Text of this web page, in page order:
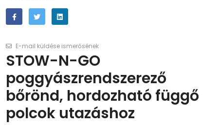
E-mail küldése ismerősének
STOW-N-GO
poggyászrendszerező
bőrönd, hordozható függő
polcok utazáshoz